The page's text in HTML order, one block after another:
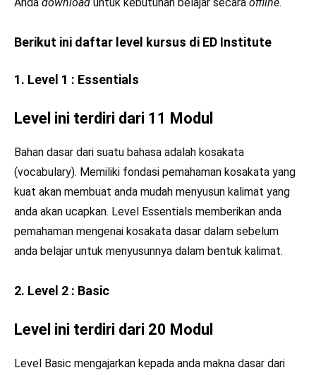
Berikut ini daftar level kursus di ED Institute
1. Level 1 : Essentials
Level ini terdiri dari 11 Modul
Bahan dasar dari suatu bahasa adalah kosakata
(vocabulary). Memiliki fondasi pemahaman kosakata yang
kuat akan membuat anda mudah menyusun kalimat yang
anda akan ucapkan. Level Essentials memberikan anda
pemahaman mengenai kosakata dasar dalam sebelum
anda belajar untuk menyusunnya dalam bentuk kalimat.
2. Level 2 : Basic
Level ini terdiri dari 20 Modul
Level Basic mengajarkan kepada anda makna dasar dari